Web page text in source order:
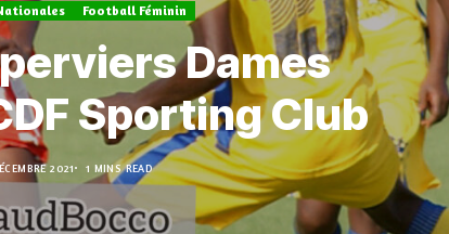
Football Féminin
Dames
Sporting Club
2021 1 MINS READ